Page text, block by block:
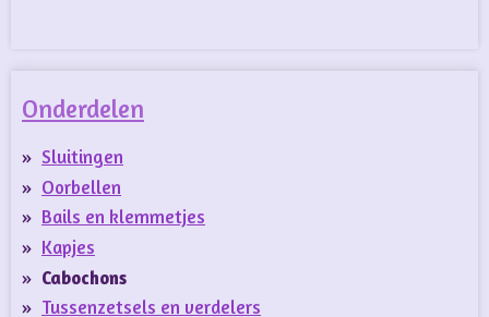
Onderdelen
Sluitingen
Oorbellen
Bails en klemmetjes
Kapjes
Cabochons
Tussenzetsels en verdelers